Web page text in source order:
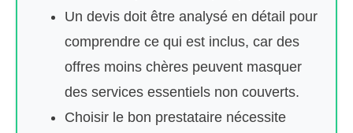
Un devis doit être analysé en détail pour
comprendre ce qui est inclus, car des
offres moins chères peuvent masquer
des services essentiels non couverts.
Choisir le bon prestataire nécessite